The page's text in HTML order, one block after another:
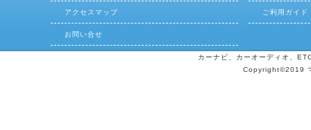
アクセスマップ ご利用ガイド
お問い合せ
カーナビ、カーオーディオ、
Copyright©2019